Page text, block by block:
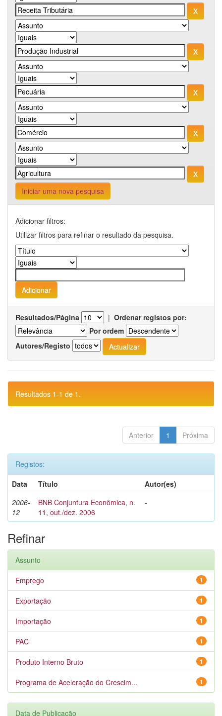
Iniciar uma nova pesquisa
Adicionar filtros:
Utilizar filtros para refinar o resultado da pesquisa.
Resultados/Página | Ordenar registos por:
Por ordem
Autores/Registo
Resultados 1-1 de 1.
Anterior 1 Próxima
Registos:
Data
Título
Autor(es)
2006-
12
BNB Conjuntura Econômica, n.
11, out./dez. 2006
-
Refinar
Assunto
1
Emprego
1
Exportação
1
Importação
1
PAC
1
Produto Interno Bruto
1
Programa de Aceleração do Crescim...
Data de Publicação